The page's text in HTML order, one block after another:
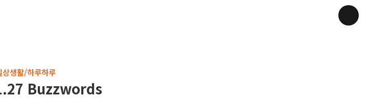
상생활/하루하루
Buzzwords